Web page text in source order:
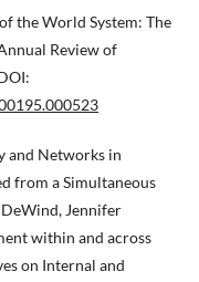
the World System: The
Review of
and Networks in
from a Simultaneous
Jennifer
within and across
on Internal and